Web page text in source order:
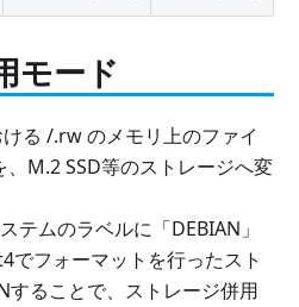
モード
る /.rw のメモリ上のファイ
M.2 SSD等のストレージへ変
テムのラベルに「DEBIAN」
フォーマットを行ったスト
することで、ストレージ併用